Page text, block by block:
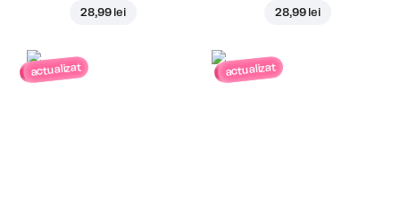
28,99 lei 28,99 lei
actualizat actualizat